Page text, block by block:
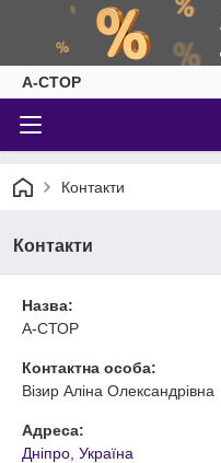
А-СТОР
Контакти
Контакти
Назва:
А-СТОР
Контактна особа:
Візир Аліна Олександрівна
Адреса:
Дніпро, Україна